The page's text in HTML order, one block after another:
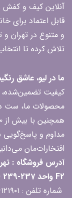
آنلاین کیف و کفش
قابل اعتماد برای
و متنوع در
تلاش کرده تا
ما در لیو، عاشق
کیفیت تضمین‌شده،
محصولات ما، ست
مداوم و پاسخ‌گویی
افتخارات‌مان
آدرس فروشگاه :
F2 واحد 237-239 ( فروشگاه لیو هپی)
شماره تلفن : ۰۲۱۴۶۱۲۱۹۰۱